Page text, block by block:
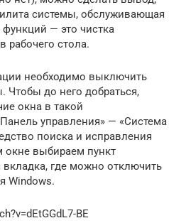
системы, обслуживающая
— это чистка
рабочего стола.
необходимо выключить
Чтобы до него добраться,
окна в такой
управления» — «Система
поиска и исправления
окне выбираем пункт
вкладка, где можно отключить
Windows.
BE